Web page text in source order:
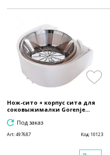
Нож-сито + корпус сита для
соковыжималки Gorenje...
Под заказ
Art:497687 Код:10123